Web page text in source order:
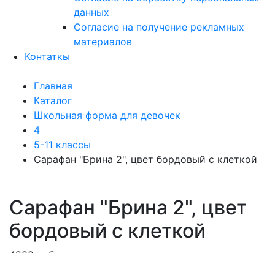
данных
Согласие на получение рекламных
материалов
Контаткы
Главная
Каталог
Школьная форма для девочек
4
5-11 классы
Сарафан "Брина 2", цвет бордовый с клеткой
Сарафан "Брина 2", цвет
бордовый с клеткой